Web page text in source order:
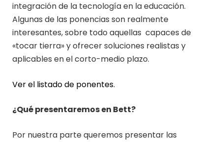
integración de la tecnología en la educación.
Algunas de las ponencias son realmente
interesantes, sobre todo aquellas capaces de
«tocar tierra» y ofrecer soluciones realistas y
aplicables en el corto-medio plazo.
Ver el listado de ponentes.
¿Qué presentaremos en Bett?
Por nuestra parte queremos presentar las